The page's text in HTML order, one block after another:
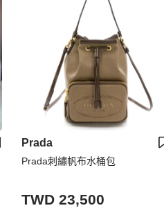
Prada
Prada刺繡帆布水桶包
TWD 23,500